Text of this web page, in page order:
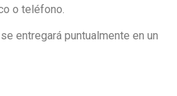
o teléfono.
entregará puntualmente en un